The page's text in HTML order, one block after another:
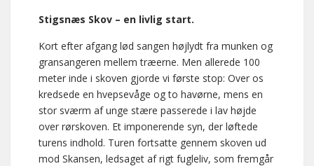
Stigsnæs Skov – en livlig start.
Kort efter afgang lød sangen højlydt fra munken og
gransangeren mellem træerne. Men allerede 100
meter inde i skoven gjorde vi første stop: Over os
kredsede en hvepsevåge og to havørne, mens en
stor sværm af unge stære passerede i lav højde
over rørskoven. Et imponerende syn, der løftede
turens indhold. Turen fortsatte gennem skoven ud
mod Skansen, ledsaget af rigt fugleliv, som fremgår